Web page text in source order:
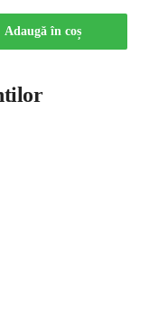
Adaugă în coș